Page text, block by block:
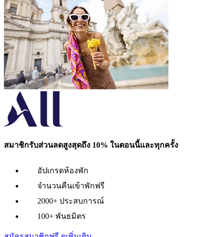
สมาชิกรับส่วนลดสูงสุดถึง 10% ในตอนนี้และทุกครั้ง
อัปเกรดห้องพัก
จำนวนคืนเข้าพักฟรี
2000+ ประสบการณ์
100+ พันธมิตร